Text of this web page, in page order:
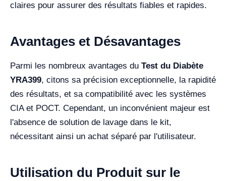
claires pour assurer des résultats fiables et rapides.
Avantages et Désavantages
Parmi les nombreux avantages du Test du Diabète
YRA399, citons sa précision exceptionnelle, la rapidité
des résultats, et sa compatibilité avec les systèmes
CIA et POCT. Cependant, un inconvénient majeur est
l'absence de solution de lavage dans le kit,
nécessitant ainsi un achat séparé par l'utilisateur.
Utilisation du Produit sur le